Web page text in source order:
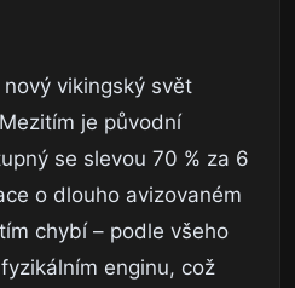
vikingský svět
je původní
se slevou 70 % za 6
o dlouho avizovaném
chybí – podle všeho
enginu, což